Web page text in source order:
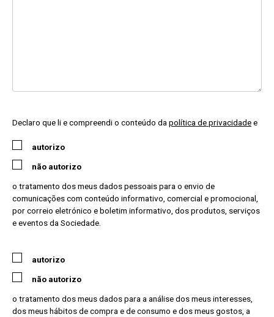
Declaro que li e compreendi o conteúdo da política de privacidadee
autorizo
não autorizo
o tratamento dos meus dados pessoais para o envio de
comunicações com conteúdo informativo, comercial e promocional,
por correio eletrónico e boletim informativo, dos produtos, serviços
e eventos da Sociedade.
autorizo
não autorizo
o tratamento dos meus dados para a análise dos meus interesses,
dos meus hábitos de compra e de consumo e dos meus gostos, a